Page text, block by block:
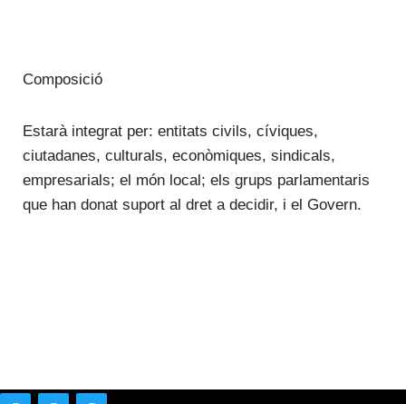
Composició
Estarà integrat per: entitats civils, cíviques,
ciutadanes, culturals, econòmiques, sindicals,
empresarials; el món local; els grups parlamentaris
que han donat suport al dret a decidir, i el Govern.